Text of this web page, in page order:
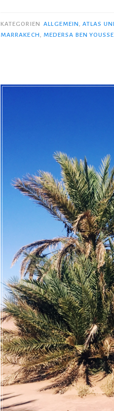
Marrakech“
KATEGORIEN ALLGEMEIN,ATLAS
MARRAKECH, MEDERSA BEN